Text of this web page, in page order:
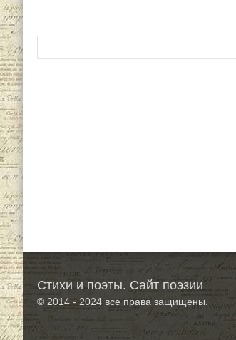
Стихи и поэты. Сайт поэзии
© 2014 - 2024 все права защищены.